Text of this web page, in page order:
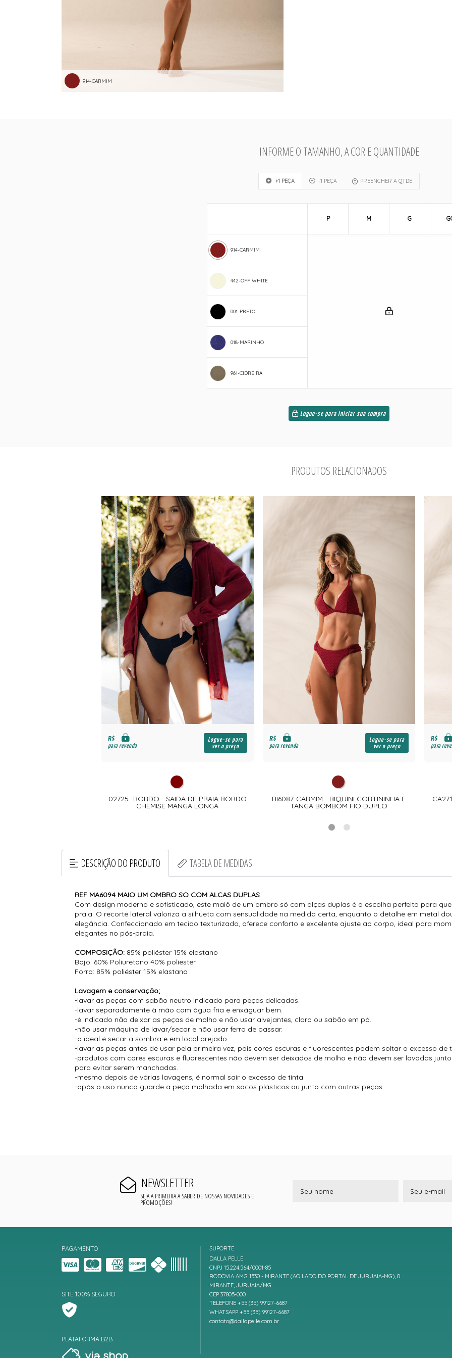
914-CARMIM
INFORME O TAMANHO, A COR E QUANTIDADE
+1 PEÇA -1 PEÇA PREENCHER A QTDE
914-CARMIM
442-OFF WHITE
001-PRETO
018-MARINHO
961-CIDREIRA
P M G
Logue-se para iniciar sua compra
PRODUTOS RELACIONADOS
R$
para revenda
Logue-se para
ver o preço
02725- BORDO - SAIDA DE PRAIA BORDO
CHEMISE MANGA LONGA
R$
para revenda
Logue-se para
ver o preço
BI6087-CARMIM - BIQUINI CORTININHA E
TANGA BOMBOM FIO DUPLO
R$
para
DESCRIÇÃO DO PRODUTO TABELA DE MEDIDAS
REF MA6094 MAIO UM OMBRO SO COM ALCAS DUPLAS
Com design moderno e sofisticado, este maiô de um ombro só com alças duplas é a escolha perfeita para
praia. O recorte lateral valoriza a silhueta com sensualidade na medida certa, enquanto o detalhe em metal
elegância. Confeccionado em tecido texturizado, oferece conforto e excelente ajuste ao corpo, ideal para
elegantes no pós-praia.
COMPOSIÇÃO: 85% poliéster 15% elastano
Bojo: 60% Poliuretano 40% poliester
Forro: 85% poliéster 15% elastano
Lavagem e conservação;
-lavar as peças com sabão neutro indicado para peças delicadas.
-lavar separadamente à mão com água fria e enxáguar bem.
-é indicado não deixar as peças de molho e não usar alvejantes, cloro ou sabão em pó.
-não usar máquina de lavar/secar e não usar ferro de passar.
-o ideal é secar a sombra e em local arejado.
-lavar as peças antes de usar pela primeira vez, pois cores escuras e fluorescentes podem soltar o excesso de
-produtos com cores escuras e fluorescentes não devem ser deixados de molho e não devem ser lavadas
para evitar serem manchadas.
-mesmo depois de várias lavagens, é normal sair o excesso de tinta.
-após o uso nunca guarde a peça molhada em sacos plásticos ou junto com outras peças.
NEWSLETTER
SEJA A PRIMEIRA A SABER DE NOSSAS NOVIDADES E
PROMOÇÕES!
PAGAMENTO
SITE 100% SEGURO
PLATAFORMA B2B
SUPORTE
DALLA PELLE
CNPJ 15.224.564/0001-85
RODOVIA AMG 1530 - MIRANTE (AO LADO DO PORTAL DE JURUAIA-MG), 0
MIRANTE, JURUAIA/MG
CEP 37805-000
TELEFONE +55 (35) 99127-6687
WHATSAPP +55 (35) 99127-6687
contato@dallapelle.com.br